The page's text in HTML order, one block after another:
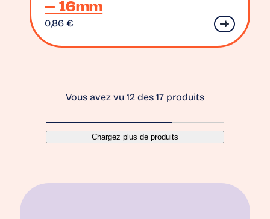
– 16mm
0,86€
Vous avez vu 12 des 17 produits
Chargez plus de produits